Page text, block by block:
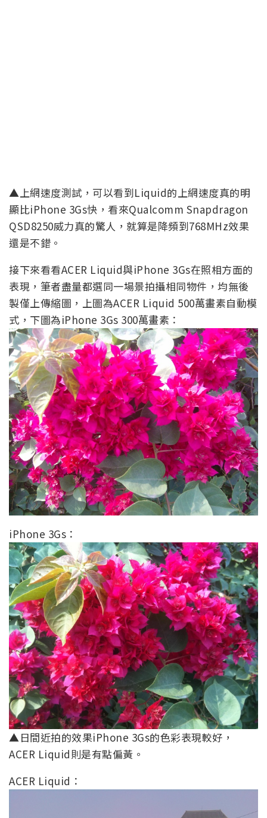
▲上網速度測試，可以看到Liquid的上網速度真的明
顯比iPhone 3Gs快，看來Qualcomm Snapdragon
QSD8250威力真的驚人，就算是降頻到768MHz效果
還是不錯。
接下來看看ACER Liquid與iPhone 3Gs在照相方面的
表現，筆者盡量都選同一場景拍攝相同物件，均無後
製僅上傳縮圖，上圖為ACER Liquid 500萬畫素自動模
式，下圖為iPhone 3Gs 300萬畫素：
iPhone 3Gs：
▲日間近拍的效果iPhone 3Gs的色彩表現較好，
ACER Liquid則是有點偏黃。
ACER Liquid：